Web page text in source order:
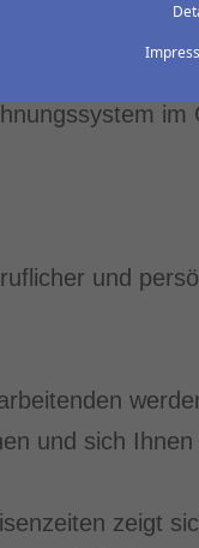
im
und
und sich
zeigt